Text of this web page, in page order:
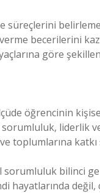
süreçlerini
becerilerini
göre
öğrencinin
liderlik
toplumlarına
bilinci
hayatlarında